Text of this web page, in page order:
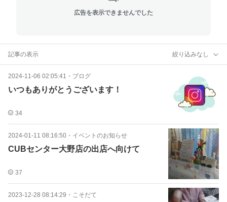
広告を表示できませんでした
記事の表示 絞り込みなし
2024-11-06 02:05:41 ・ ブログ
いつもありがとうございます！
34
2024-01-11 08:16:50 ・ イベントのお知らせ
CUBセンター大野店の出店へ向けて
37
2023-12-28 08:14:29 ・ こそだて